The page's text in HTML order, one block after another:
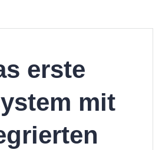
erste
mit